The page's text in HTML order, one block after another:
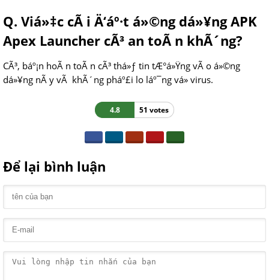
Q. Viá»‡c cÃ i Ä‘áº·t á»©ng dá»¥ng APK
Apex Launcher cÃ³ an toÃ n khÃ´ng?
CÃ³, báº¡n hoÃ n toÃ n cÃ³ thá»ƒ tin tÆ°á»Ÿng vÃ o á»©ng
dá»¥ng nÃ y vÃ khÃ´ng pháº£i lo láº¯ng vá» virus.
4.8 51 votes
Để lại bình luận